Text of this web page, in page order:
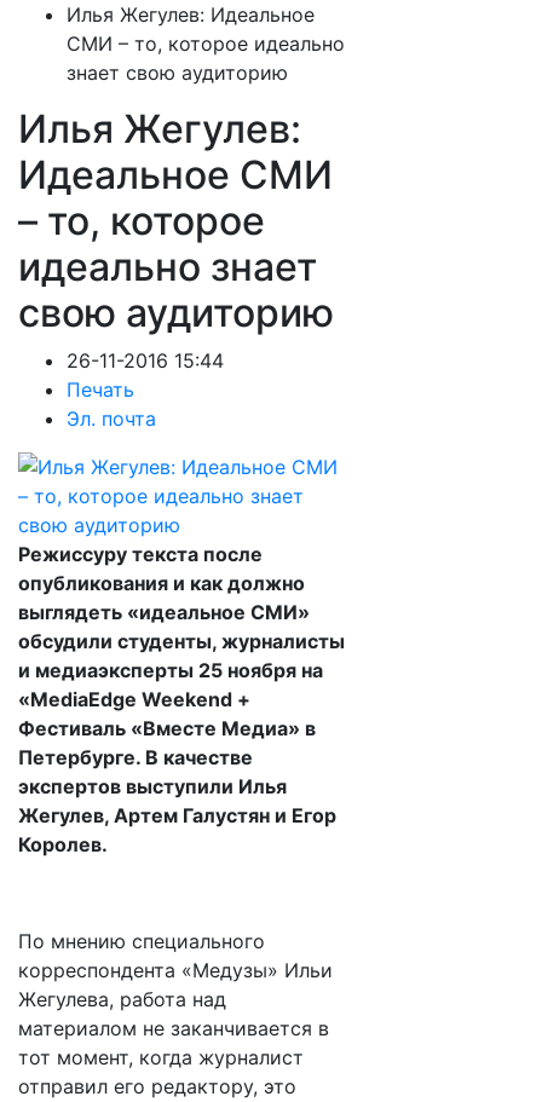
Илья Жегулев: Идеальное
СМИ – то, которое идеально
знает свою аудиторию
Илья Жегулев:
Идеальное СМИ
– то, которое
идеально знает
свою аудиторию
26-11-2016 15:44
Печать
Эл. почта
Режиссуру текста после
опубликования и как должно
выглядеть «идеальное СМИ»
обсудили студенты, журналисты
и медиаэксперты 25 ноября на
«MediaEdge Weekend +
Фестиваль «Вместе Медиа» в
Петербурге. В качестве
экспертов выступили Илья
Жегулев, Артем Галустян и Егор
Королев.
По мнению специального
корреспондента «Медузы» Ильи
Жегулева, работа над
материалом не заканчивается в
тот момент, когда журналист
отправил его редактору, это